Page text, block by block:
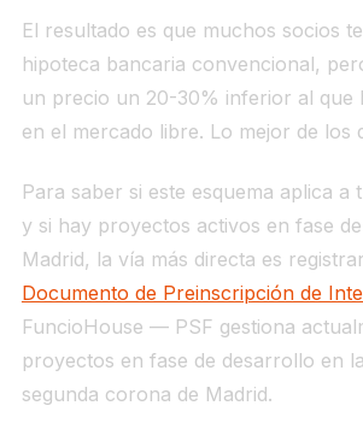
El resultado es que muchos socios
hipoteca bancaria convencional,
un precio un 20-30% inferior al que
en el mercado libre. Lo mejor de los
Para saber si este esquema aplica a
y si hay proyectos activos en fase
Madrid, la vía más directa es
Documento de Preinscripción de
FuncioHouse — PSF gestiona
proyectos en fase de desarrollo en
segunda corona de Madrid.